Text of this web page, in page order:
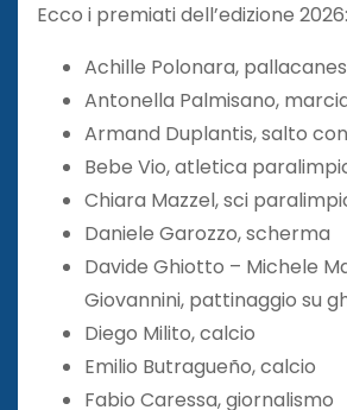
Ecco i premiati dell’edizione 2026:
Achille Polonara,
Antonella Palmisano,
Armand Duplantis, salto
Bebe Vio, atletica
Chiara Mazzel, sci
Daniele Garozzo, scherma
Davide Ghiotto – Michele
Giovannini, pattinaggio su
Diego Milito, calcio
Emilio Butragueño, calcio
Fabio Caressa, giornalismo